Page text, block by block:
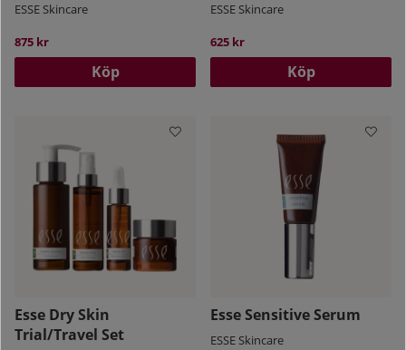
ESSE Skincare
875 kr
Köp
ESSE Skincare
625 kr
Köp
Esse Dry Skin
Trial/Travel Set
Esse Sensitive Serum
ESSE Skincare